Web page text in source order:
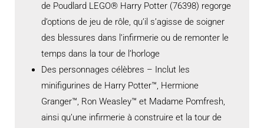
de Poudlard LEGO® Harry Potter (76398) regorge
d’options de jeu de rôle, qu’il s’agisse de soigner
des blessures dans l’infirmerie ou de remonter le
temps dans la tour de l’horloge
Des personnages célèbres – Inclut les
minifigurines de Harry Potter™, Hermione
Granger™, Ron Weasley™ et Madame Pomfresh,
ainsi qu’une infirmerie à construire et la tour de